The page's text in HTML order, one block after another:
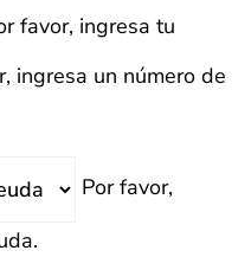
favor, ingresa tu
ingresa un número de
Por favor,